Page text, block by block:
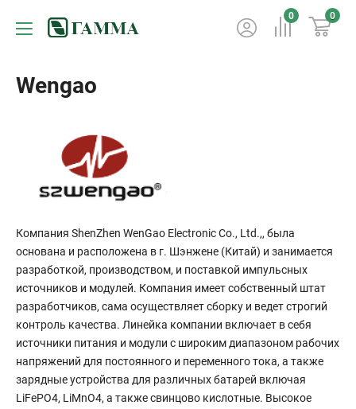
0 0
Wengao
Компания ShenZhen WenGao Electronic Co., Ltd.,, была
основана и расположена в г. Шэнжене (Китай) и занимается
разработкой, производством, и поставкой импульсных
источников и модулей. Компания имеет собственный штат
разработчиков, сама осуществляет сборку и ведет строгий
контроль качества. Линейка компании включает в себя
источники питания и модули с широким диапазоном рабочих
напряжений для постоянного и переменного тока, а также
зарядные устройства для различных батарей включая
LiFePO4, LiMnO4, а также свинцово кислотные. Высокое